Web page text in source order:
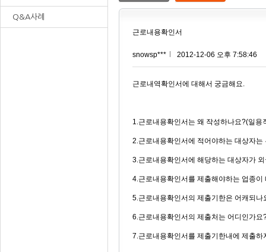
Q&A사례
근로내용확인서
snowsp*** 2012-12-06 오후 7:58:46
근로내역확인서에 대해서 궁금해요.
1.근로내용확인서는 왜 작성하나요?(일
2.근로내용확인서에 적어야하는 대상자는
3.근로내용확인서에 해당하는 대상자가
4.근로내용확인서를 제출해야하는 업종이
5.근로내용확인서의 제출기한은 어캐되나
6.근로내용확인서의 제출처는 어디인가요
7.근로내용확인서를 제출기한내에 제출